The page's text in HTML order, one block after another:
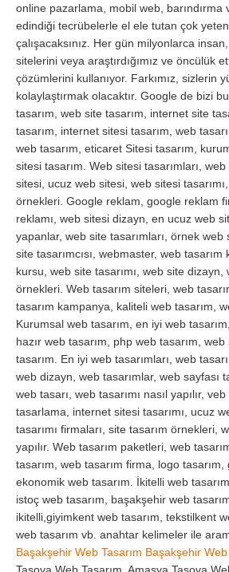
online pazarlama, mobil web,
edindiği tecrübelerle el ele tutan çok
çalışacaksınız. Her gün milyonlarca
sitelerini veya araştırdığımız ve öncülük
çözümlerini kullanıyor. Farkımız, sizlerin
kolaylaştırmak olacaktır. Google de bizi
tasarım, web site tasarım, internet site
tasarım, internet sitesi tasarım, web
web tasarım, eticaret Sitesi tasarım,
sitesi tasarım. Web sitesi tasarımları,
sitesi, ucuz web sitesi, web sitesi
örnekleri. Google reklam, google reklam
reklamı, web sitesi dizayn, en ucuz web
yapanlar, web site tasarımları, örnek web
site tasarımcısı, webmaster, web
kursu, web site tasarımı, web site dizayn,
örnekleri. Web tasarım siteleri, web
tasarım kampanya, kaliteli web tasarım,
Kurumsal web tasarım, en iyi web
hazır web tasarım, php web tasarım, web
tasarım. En iyi web tasarımları, web
web dizayn, web tasarımlar, web sayfası
web tasarı, web tasarımı nasıl yapılır,
tasarlama, internet sitesi tasarımı, ucuz
tasarımı firmaları, site tasarım örnekleri,
yapılır. Web tasarım paketleri, web
tasarım, web tasarım firma, logo tasarım,
ekonomik web tasarım. İkitelli web
istoç web tasarım, başakşehir web
ikitelli,giyimkent web tasarım, tekstilkent
web tasarım vb. anahtar kelimeler ile
Başakşehir Web Tasarım Başakşehir Web
Taşova Web Tasarım, Amasya Taşova